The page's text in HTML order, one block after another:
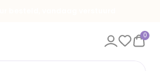
0